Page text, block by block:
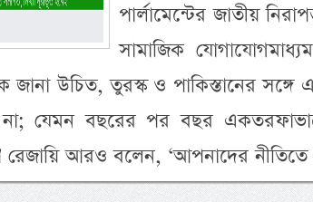
পার্লামেন্টের জাতীয়
সামাজিক
উচিত, তুরস্ক ও পাকিস্তানের সঙ্গে
যেমন বছরের পর বছর একতরফাভাবে
রেজায়ি আরও বলেন, ‘আপনাদের